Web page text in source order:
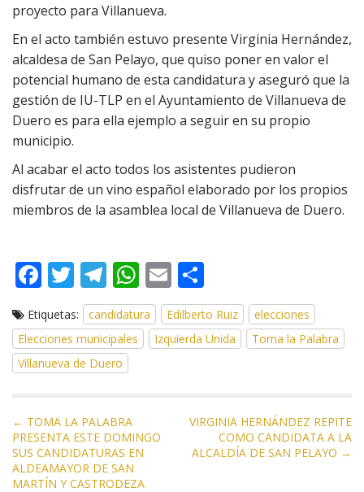
proyecto para Villanueva.
En el acto también estuvo presente Virginia Hernández,
alcaldesa de San Pelayo, que quiso poner en valor el
potencial humano de esta candidatura y aseguró que la
gestión de IU-TLP en el Ayuntamiento de Villanueva de
Duero es para ella ejemplo a seguir en su propio
municipio.
Al acabar el acto todos los asistentes pudieron
disfrutar de un vino español elaborado por los propios
miembros de la asamblea local de Villanueva de Duero.
F
e
b
o
k
T
w
itt
er
T
el
e
gr
a
W
h
at
s
p
E
m
ai
l
o
m
p
r
Etiquetas: candidatura Edilberto Ruiz
elecciones
Elecciones municipales
Izquierda Unida
Toma la Palabra
Villanueva de Duero
N
a
v
e
← TOMA LA PALABRA
PRESENTA ESTE DOMINGO
SUS CANDIDATURAS EN
ALDEAMAYOR DE SAN
MARTÍN Y CASTRODEZA
VIRGINIA HERNÁNDEZ REPITE
COMO CANDIDATA A LA
ALCALDÍA DE SAN PELAYO →